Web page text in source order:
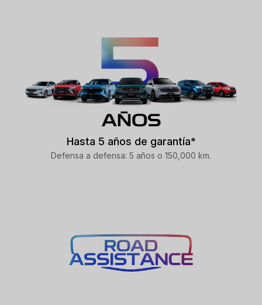
Hasta 5 años de garantía*
Defensa a defensa: 5 años o 150,000 km.